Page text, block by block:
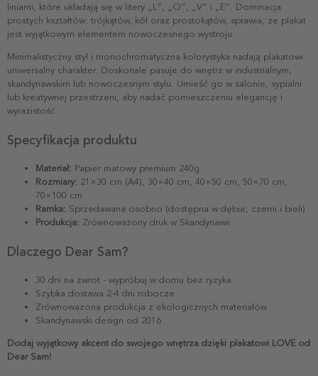
liniami, które układają się w litery „L”, „O”, „V” i „E”. Dominacja
prostych kształtów: trójkątów, kół oraz prostokątów, sprawia, że plakat
jest wyjątkowym elementem nowoczesnego wystroju.
Minimalistyczny styl i monochromatyczna kolorystyka nadają plakatowi
uniwersalny charakter. Doskonale pasuje do wnętrz w industrialnym,
skandynawskim lub nowoczesnym stylu. Umieść go w salonie, sypialni
lub kreatywnej przestrzeni, aby nadać pomieszczeniu elegancję i
wyrazistość.
Specyfikacja produktu
Materiał: Papier matowy premium 240g
Rozmiary: 21×30 cm (A4), 30×40 cm, 40×50 cm, 50×70 cm,
70×100 cm
Ramka: Sprzedawana osobno (dostępna w dębie, czerni i bieli)
Produkcja: Zrównoważony druk w Skandynawii
Dlaczego Dear Sam?
30 dni na zwrot - wypróbuj w domu bez ryzyka
Szybka dostawa 2-4 dni robocze
Zrównoważona produkcja z ekologicznych materiałów
Skandynawski design od 2016
Dodaj wyjątkowy akcent do swojego wnętrza dzięki plakatowi LOVE od
Dear Sam!